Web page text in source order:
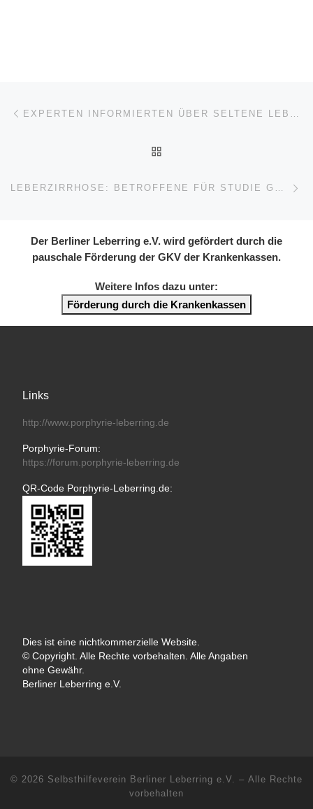
Beitragsnavigation
LEBERZIRRHOSE: BETROFFENE FÜR STUDIE GESUCHT
Der Berliner Leberring e.V. wird gefördert durch die
pauschale Förderung der GKV der Krankenkassen.
Weitere Infos dazu unter:
Förderung durch die Krankenkassen
Links
http://www.porphyrie-leberring.de
Porphyrie-Forum:
https://forum.porphyrie-leberring.de
QR-Code Porphyrie-Leberring.de:
Dies ist eine nichtkommerzielle Website.
© Copyright. Alle Rechte vorbehalten. Alle Angaben
ohne Gewähr.
Berliner Leberring e.V.
© 2026 Selbsthilfeverein Berliner Leberring e.V. – Alle Rechte
vorbehalten